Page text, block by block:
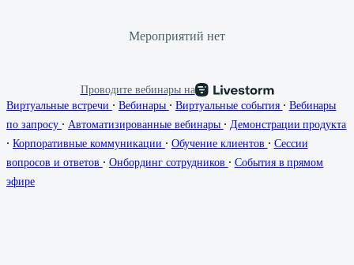
Мероприятий нет
Проводите вебинары на
Виртуальные встречи ∙ Вебинары ∙ Виртуальные события ∙ Вебинары
по запросу ∙ Автоматизированные вебинары ∙ Демонстрации продукта
∙ Корпоративные коммуникации ∙ Обучение клиентов ∙ Сессии
вопросов и ответов ∙ Онбординг сотрудников ∙ События в прямом
эфире